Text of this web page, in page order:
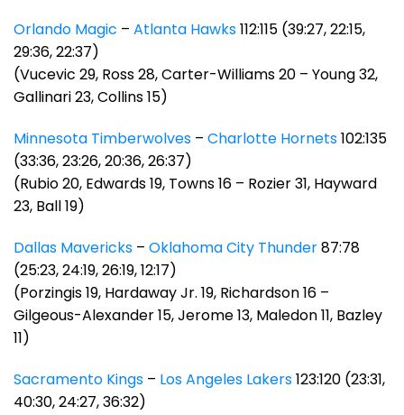
Orlando Magic – Atlanta Hawks112:115 (39:27, 22:15,
29:36, 22:37)
(Vucevic 29, Ross 28, Carter-Williams 20 – Young 32,
Gallinari 23, Collins 15)
Minnesota Timberwolves – Charlotte Hornets102:135
(33:36, 23:26, 20:36, 26:37)
(Rubio 20, Edwards 19, Towns 16 – Rozier 31, Hayward
23, Ball 19)
Dallas Mavericks – Oklahoma City Thunder87:78
(25:23, 24:19, 26:19, 12:17)
(Porzingis 19, Hardaway Jr. 19, Richardson 16 –
Gilgeous-Alexander 15, Jerome 13, Maledon 11, Bazley
11)
Sacramento Kings – Los Angeles Lakers123:120 (23:31,
40:30, 24:27, 36:32)